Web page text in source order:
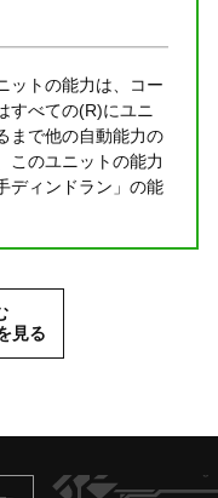
ットの能力は、コー
すべての(R)にユニ
まで他の自動能力の
このユニットの能力
ディンドラン」の能
見る
ヴァンガードch